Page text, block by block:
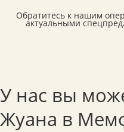
Обратитесь к нашим
актуальными
У нас вы
Жуана в